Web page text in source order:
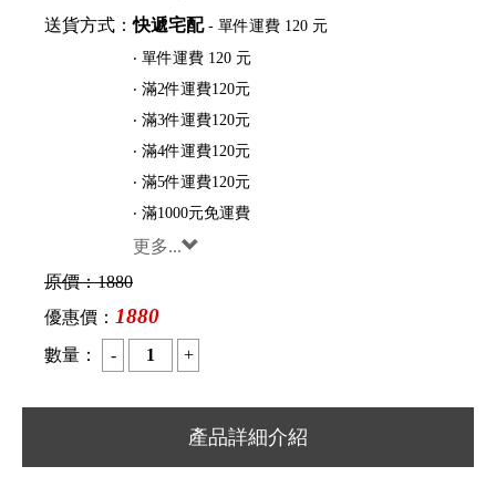
送貨方式：快遞宅配- 單件運費 120 元
‧ 單件運費 120 元
‧ 滿2件運費120元
‧ 滿3件運費120元
‧ 滿4件運費120元
‧ 滿5件運費120元
‧ 滿1000元免運費
更多...
原價：1880
優惠價： 1880
數量：
產品詳細介紹